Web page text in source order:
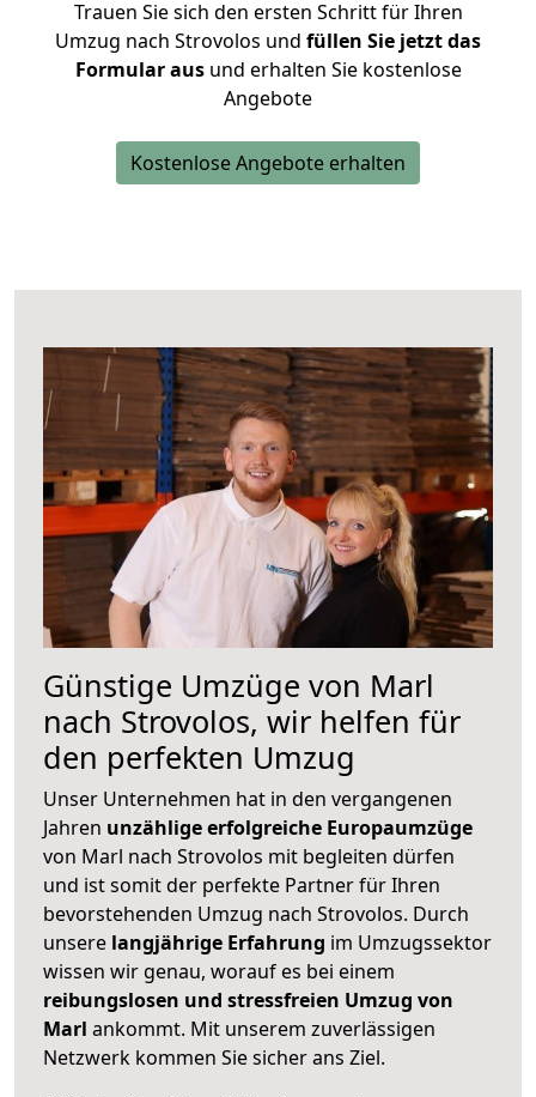
Trauen Sie sich den ersten Schritt für Ihren
Umzug nach Strovolos und füllen Sie jetzt das
Formular ausund erhalten Sie kostenlose
Angebote
Kostenlose Angebote erhalten
Günstige Umzüge von Marl
nach Strovolos, wir helfen für
den perfekten Umzug
Unser Unternehmen hat in den vergangenen
Jahren unzählige erfolgreiche Europaumzüge
von Marl nach Strovolos mit begleiten dürfen
und ist somit der perfekte Partner für Ihren
bevorstehenden Umzug nach Strovolos. Durch
unsere langjährige Erfahrung im Umzugssektor
wissen wir genau, worauf es bei einem
reibungslosen und stressfreien Umzug von
Marl ankommt. Mit unserem zuverlässigen
Netzwerk kommen Sie sicher ans Ziel.